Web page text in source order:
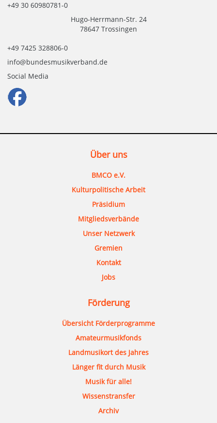
+49 30 60980781-0
Hugo-Herrmann-Str. 24
78647 Trossingen
+49 7425 328806-0
info@bundesmusikverband.de
Social Media
Über uns
BMCO e.V.
Kulturpolitische Arbeit
Präsidium
Mitgliedsverbände
Unser Netzwerk
Gremien
Kontakt
Jobs
Förderung
Übersicht Förderprogramme
Amateurmusikfonds
Landmusikort des Jahres
Länger fit durch Musik
Musik für alle!
Wissenstransfer
Archiv